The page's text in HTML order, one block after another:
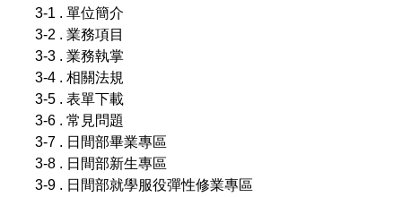
3-1 . 單位簡介
3-2 . 業務項目
3-3 . 業務執掌
3-4 . 相關法規
3-5 . 表單下載
3-6 . 常見問題
3-7 . 日間部畢業專區
3-8 . 日間部新生專區
3-9 . 日間部就學服役彈性修業專區